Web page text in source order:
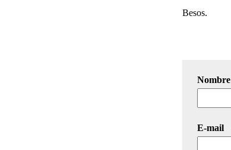
Besos.
Nombre
E-mail